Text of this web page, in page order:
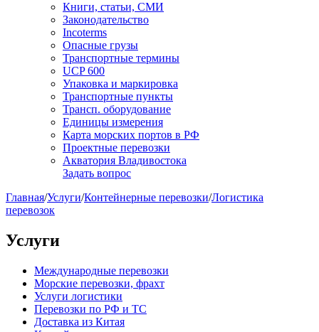
Книги, статьи, СМИ
Законодательство
Incoterms
Опасные грузы
Транспортные термины
UCP 600
Упаковка и маркировка
Транспортные пункты
Трансп. оборудование
Единицы измерения
Карта морских портов в РФ
Проектные перевозки
Акватория Владивостока
Задать вопрос
Главная/Услуги/Контейнерные перевозки/Логистика
перевозок
Услуги
Международные перевозки
Морские перевозки, фрахт
Услуги логистики
Перевозки по РФ и ТС
Доставка из Китая